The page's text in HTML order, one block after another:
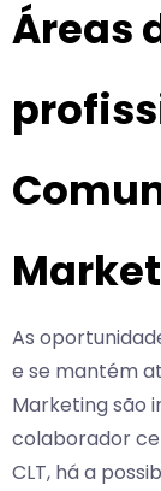
Áreas
As
e se mantém
Marketing são
colaborador
CLT, há a